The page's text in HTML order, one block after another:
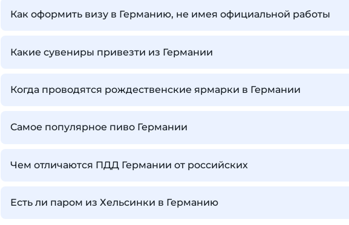
Как оформить визу в Германию, не имея официальной работы
Какие сувениры привезти из Германии
Когда проводятся рождественские ярмарки в Германии
Самое популярное пиво Германии
Чем отличаются ПДД Германии от российских
Есть ли паром из Хельсинки в Германию